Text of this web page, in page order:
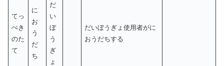
てっ
ぺき
のた
て
に
お
う
だ
ち
だ
い
ぼ
う
ぎ
ょ
だいぼうぎょ使用者がに
おうだちする